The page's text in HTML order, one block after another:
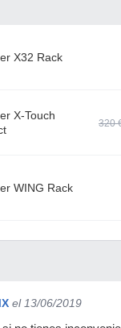
X32 Rack
X-Touch
320
WING Rack
el 13/06/2019